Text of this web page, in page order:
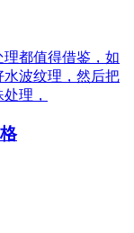
都值得借鉴，如
波纹理，然后把
理，